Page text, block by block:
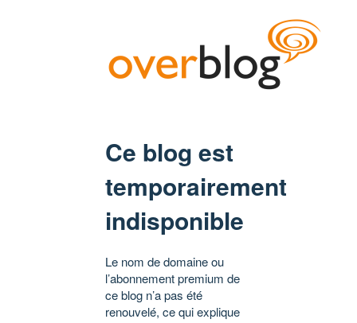
Ce blog est
temporairement
indisponible
Le nom de domaine ou
l’abonnement premium de
ce blog n’a pas été
renouvelé, ce qui explique